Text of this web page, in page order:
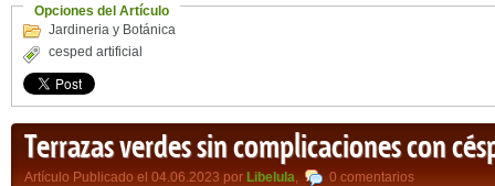
Opciones del Artículo
Jardineria y Botánica
cesped artificial
Terrazas verdes sin complicaciones con
Artículo Publicado el 04.06.2023 por Libelula, 0 comentarios